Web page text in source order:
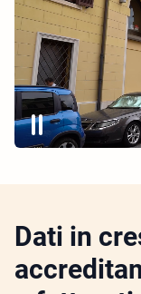
Dati in